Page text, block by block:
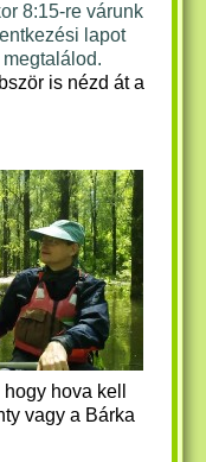
8:15-re várunk
lapot
is nézd át a
hova kell
vagy a Bárka